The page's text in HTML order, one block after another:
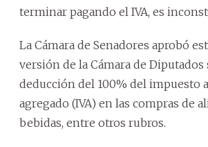
terminar pagando el IVA, es
La Cámara de Senadores aprobó
versión de la Cámara de Diputados
deducción del 100% del impuesto
agregado (IVA) en las compras de
bebidas, entre otros rubros.